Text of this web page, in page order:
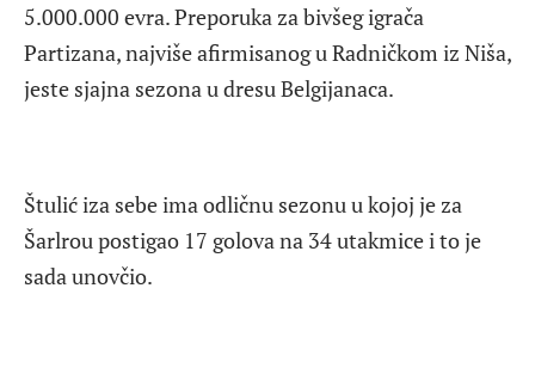
5.000.000 evra. Preporuka za bivšeg igrača
Partizana, najviše afirmisanog u Radničkom iz Niša,
jeste sjajna sezona u dresu Belgijanaca.
Štulić iza sebe ima odličnu sezonu u kojoj je za
Šarlrou postigao 17 golova na 34 utakmice i to je
sada unovčio.